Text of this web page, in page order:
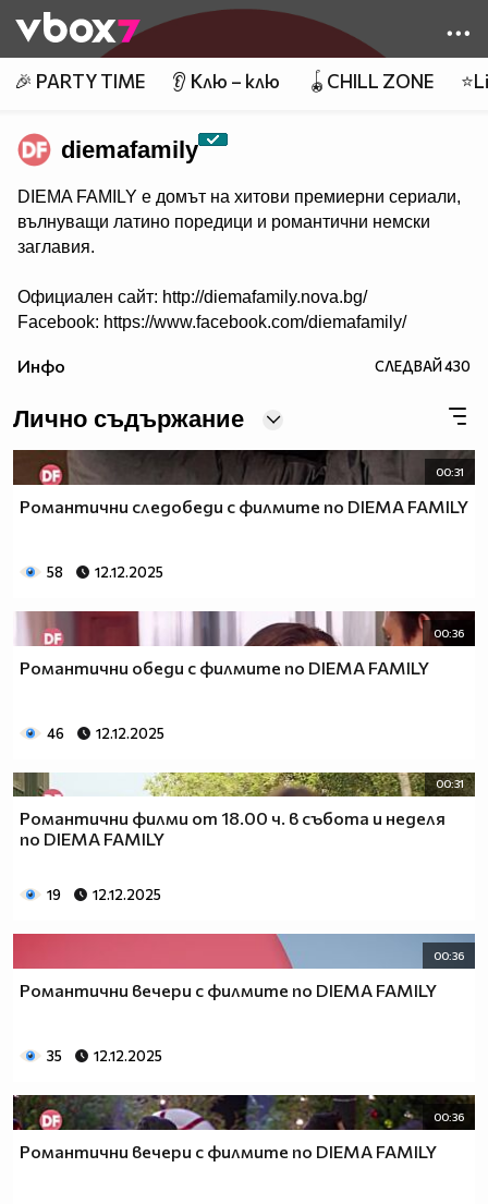
👾
🎉 PARTY TIME 👂 Клю – клю 🪀CHILL ZONE
diemafamily
DIEMA FAMILY e домът на хитови премиерни сериали,
вълнуващи латино поредици и романтични немски
заглавия.
Официален сайт: http://diemafamily.nova.bg/
Facebook: https://www.facebook.com/diemafamily/
Инфо СЛЕДВАЙ430
Лично съдържание
00:31
Романтични следобеди с филмите по DIEMA FAMILY
58 12.12.2025
00:36
Романтични обеди с филмите по DIEMA FAMILY
46 12.12.2025
00:31
Романтични филми от 18.00 ч. в събота и неделя
по DIEMA FAMILY
19 12.12.2025
00:36
Романтични вечери с филмите по DIEMA FAMILY
35 12.12.2025
00:36
Романтични вечери с филмите по DIEMA FAMILY